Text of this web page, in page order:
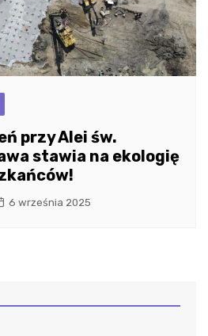
przy Alei św.
stawia na ekologię
6 września 2025